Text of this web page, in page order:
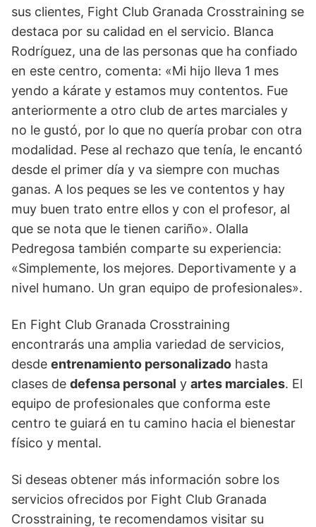
sus clientes, Fight Club Granada Crosstraining se
destaca por su calidad en el servicio. Blanca
Rodríguez, una de las personas que ha confiado
en este centro, comenta: «Mi hijo lleva 1 mes
yendo a kárate y estamos muy contentos. Fue
anteriormente a otro club de artes marciales y
no le gustó, por lo que no quería probar con otra
modalidad. Pese al rechazo que tenía, le encantó
desde el primer día y va siempre con muchas
ganas. A los peques se les ve contentos y hay
muy buen trato entre ellos y con el profesor, al
que se nota que le tienen cariño». Olalla
Pedregosa también comparte su experiencia:
«Simplemente, los mejores. Deportivamente y a
nivel humano. Un gran equipo de profesionales».
En Fight Club Granada Crosstraining
encontrarás una amplia variedad de servicios,
desde entrenamiento personalizado hasta
clases de defensa personal y artes marciales. El
equipo de profesionales que conforma este
centro te guiará en tu camino hacia el bienestar
físico y mental.
Si deseas obtener más información sobre los
servicios ofrecidos por Fight Club Granada
Crosstraining, te recomendamos visitar su